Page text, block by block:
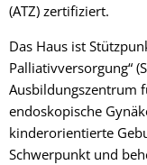
(ATZ) zertifiziert.
Das Haus ist
Palliativversorgung“
Ausbildungszentrum
endoskopische
kinderorientierte
Schwerpunkt und